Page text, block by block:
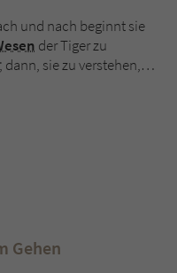
und nach beginnt sie
der Tiger zu
dann, sie zu verstehen,…
Gehen
zu